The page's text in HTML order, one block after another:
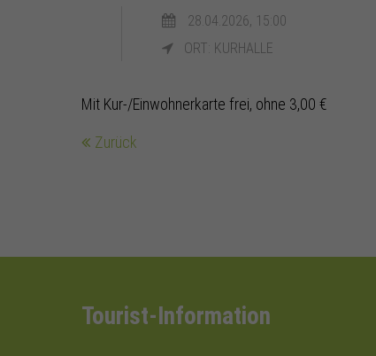
28.04.2026, 15:00
ORT: KURHALLE
Mit Kur-/Einwohnerkarte frei, ohne 3,00 €
Zurück
Tourist-Information